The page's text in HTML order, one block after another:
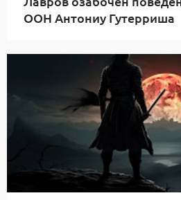
ООН Антониу Гутерриша